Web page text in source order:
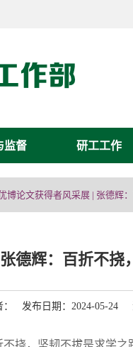
监督 研工工作
博论文获得者风采展 | 张德辉
德辉：百折不
发布日期：2024-05-24